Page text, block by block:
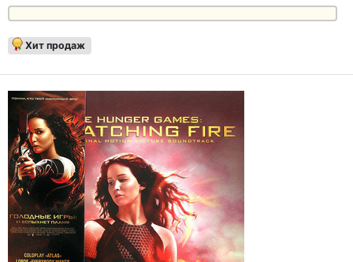
Хит продаж